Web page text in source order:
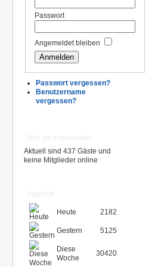
Passwort
Angemeldet bleiben
Passwort vergessen?
Benutzername
vergessen?
Aktuell sind 437 Gäste und
keine Mitglieder online
Heute 2182
Gestern 5125
Diese
Woche
30420